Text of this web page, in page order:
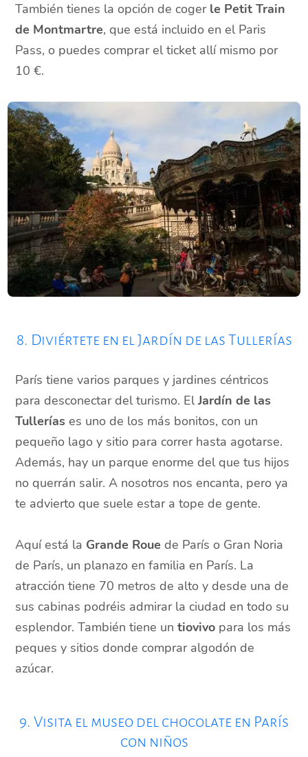
También tienes la opción de coger le Petit Train
de Montmartre, que está incluido en el Paris
Pass, o puedes comprar el ticket allí mismo por
10 €.
8. Diviértete en el Jardín de las Tullerías
París tiene varios parques y jardines céntricos
para desconectar del turismo. ElJardín de las
Tullerías es uno de los más bonitos, con un
pequeño lago y sitio para correr hasta agotarse.
Además, hay un parque enorme del que tus hijos
no querrán salir. A nosotros nos encanta, pero ya
te advierto que suele estar a tope de gente.
Aquí está la Grande Roue de París o Gran Noria
de París, un planazo en familia en París. La
atracción tiene 70 metros de alto y desde una de
sus cabinas podréis admirar la ciudad en todo su
esplendor. También tiene untiovivo para los más
peques y sitios donde comprar algodón de
azúcar.
9. Visita el museo del chocolate en París
con niños